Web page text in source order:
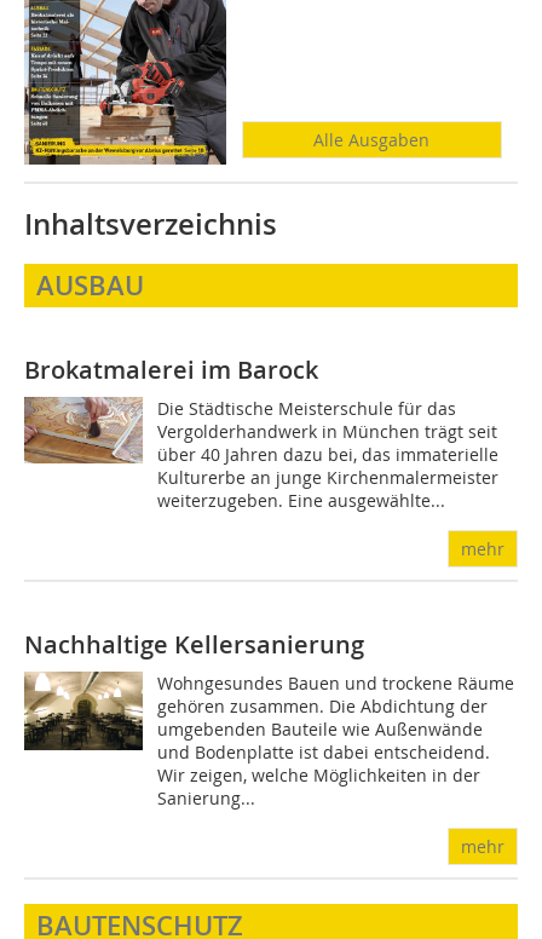
Alle Ausgaben
Inhaltsverzeichnis
AUSBAU
Brokatmalerei im Barock
Die Städtische Meisterschule für das
Vergolderhandwerk in München trägt seit
über 40 Jahren dazu bei, das immaterielle
Kulturerbe an junge Kirchenmalermeister
weiterzugeben. Eine ausgewählte...
mehr
Nachhaltige Kellersanierung
Wohngesundes Bauen und trockene Räume
gehören zusammen. Die Abdichtung der
umgebenden Bauteile wie Außenwände
und Bodenplatte ist dabei entscheidend.
Wir zeigen, welche Möglichkeiten in der
Sanierung...
mehr
BAUTENSCHUTZ